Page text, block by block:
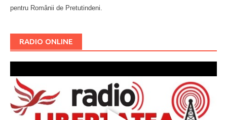
pentru Românii de Pretutindeni.
RADIO ONLINE